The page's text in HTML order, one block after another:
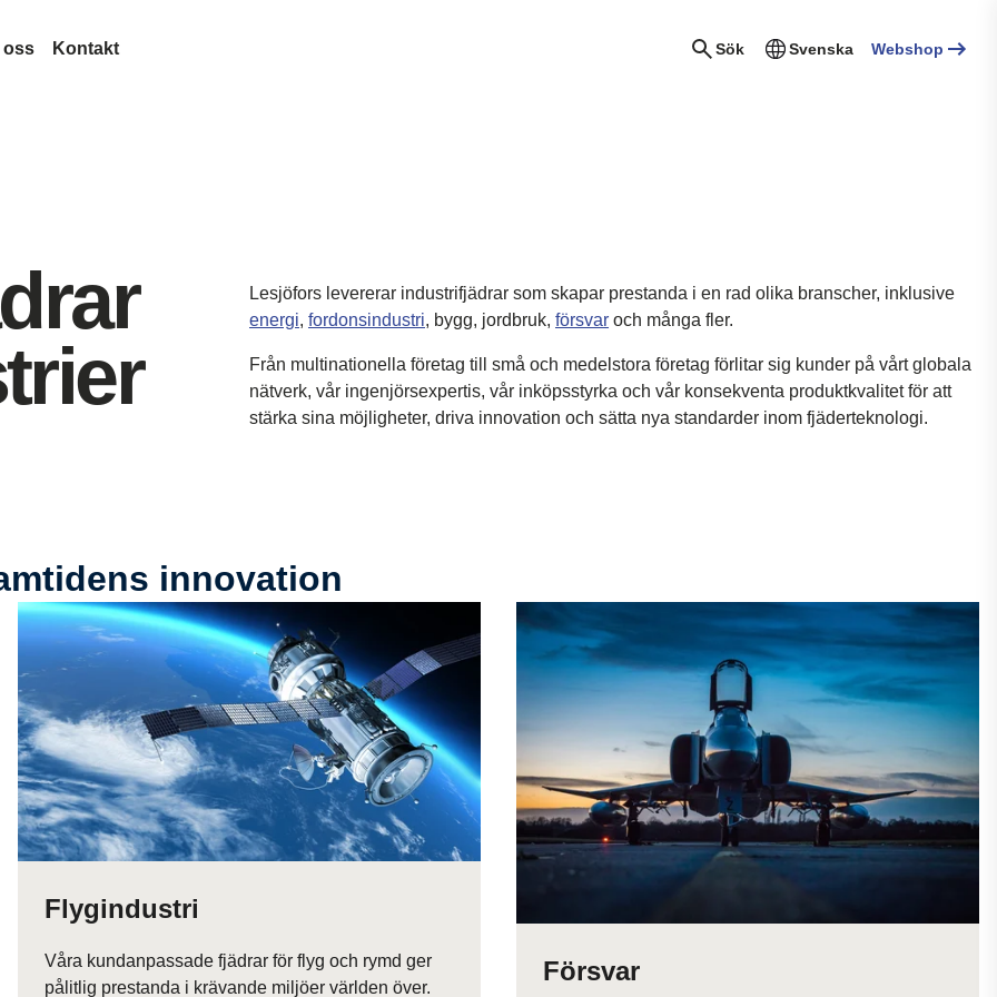
oss
Nyheter
Mässor
Certifikat
and Compliance
Kontakt Sök Svenska Webshop
Lesjöfors levererar industrifjädrar som skapar prestanda i en rad olika branscher, inklusive
energi, fordonsindustri, bygg, jordbruk, försvar och många fler.
Från multinationella företag till små och medelstora företag förlitar sig kunder på vårt globala
nätverk, vår ingenjörsexpertis, vår inköpsstyrka och vår konsekventa produktkvalitet för att
stärka sina möjligheter, driva innovation och sätta nya standarder inom fjäderteknologi.
innovation
Flygindustri
Våra kundanpassade fjädrar för flyg och rymd ger
pålitlig prestanda i krävande miljöer världen över.
Försvar